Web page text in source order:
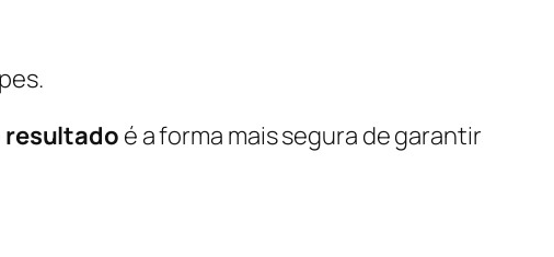
resultado é a forma mais segura de garantir